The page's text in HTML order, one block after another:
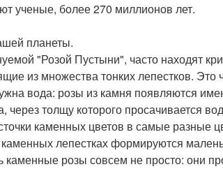
ученые, более 270 миллионов лет.
планеты.
"Розой Пустыни", часто находят
из множества тонких лепестков. Это
вода: розы из камня появляются
через толщу которого просачивается
каменных цветов в самые разные
лепестках формируются
каменные розы совсем не просто: они